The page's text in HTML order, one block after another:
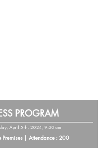
PROGRAM
April 5th, 2024, 9:30 am
| Attendance : 200